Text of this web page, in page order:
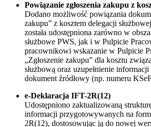
Powiązanie zgłoszenia zakupu z
Dodano możliwość powiązania
zakupu” z kosztem delegacji
została udostępniona zarówno w
służbowe PWS, jak i w Pulpicie
pracownikowi wskazanie w Pulpicie
„Zgłoszenie zakupu” dla kosztu
służbową oraz uzupełnienie
dokument źródłowy (np. numeru
e-Deklaracja IFT-2R(12)
Udostępniono zaktualizowaną
informacji przygotowywanych na
2R(12), dostosowując ją do nowej